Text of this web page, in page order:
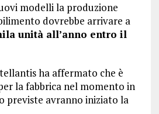
modelli la produzione
dovrebbe arrivare a
unità all’anno entro il
ha affermato che è
la fabbrica nel momento in
previste avranno iniziato la